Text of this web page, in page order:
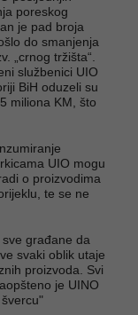
poreskog
je pad broja
do smanjenja
„crnog tržišta“.
službenici UIO
BiH oduzeli su
miliona KM, što
UIO mogu
o proizvodima
te se ne
građane da
svaki oblik utaje
proizvoda. Svi
je UINO